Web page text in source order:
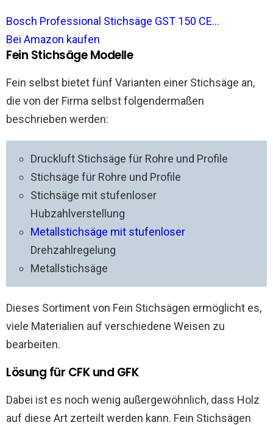
Bosch Professional Stichsäge GST 150 CE...
Bei Amazon kaufen
Fein Stichsäge Modelle
Fein selbst bietet fünf Varianten einer Stichsäge an,
die von der Firma selbst folgendermaßen
beschrieben werden:
Druckluft Stichsäge für Rohre und Profile
Stichsäge für Rohre und Profile
Stichsäge mit stufenloser
Hubzahlverstellung
Metallstichsäge mit stufenloser
Drehzahlregelung
Metallstichsäge
Dieses Sortiment von Fein Stichsägen ermöglicht es,
viele Materialien auf verschiedene Weisen zu
bearbeiten.
Lösung für CFK und GFK
Dabei ist es noch wenig außergewöhnlich, dass Holz
auf diese Art zerteilt werden kann. Fein Stichsägen